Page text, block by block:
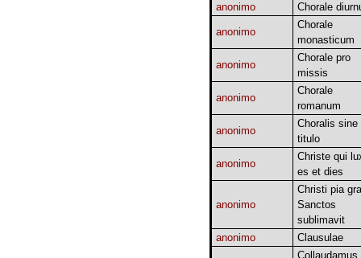
anonimo
Chorale
anonimo
Chorale
monasticum
anonimo
Chorale pro
missis
anonimo
Chorale
romanum
anonimo
Choralis sine
titulo
anonimo
Christe qui
es et dies
anonimo
Christi pia
Sanctos
sublimavit
anonimo
Clausulae
Collaudamus